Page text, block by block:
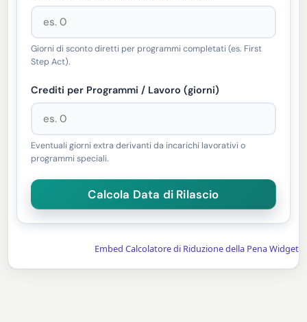
Giorni di sconto diretti per programmi completati (es. First
Step Act).
Crediti per Programmi / Lavoro (giorni)
Eventuali giorni extra derivanti da incarichi lavorativi o
programmi speciali.
Embed Calcolatore di Riduzione della Pena Widget